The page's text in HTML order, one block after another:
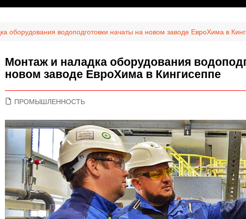
оборудования водоподготовки начаты на новом заводе ЕвроХима в
Монтаж и наладка оборудования
новом заводе ЕвроХима в Кингисеппе
ПРОМЫШЛЕННОСТЬ